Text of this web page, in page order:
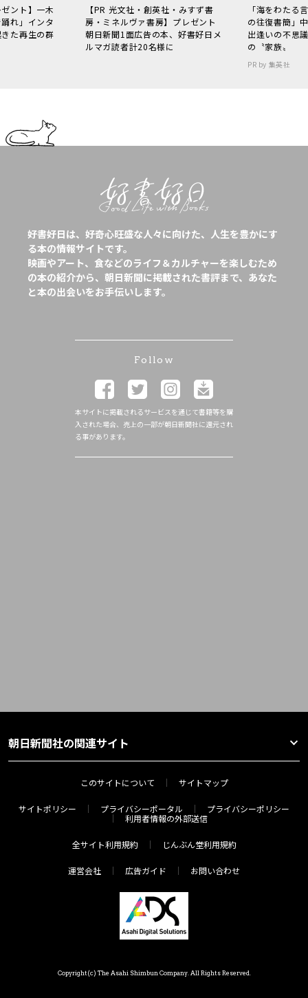
ント】一木
れ」インタ
た再生の群
【PR 光文社・創英社・みすず書
房・ミネルヴァ書房】プレゼント
朝日新聞1面広告の本、好書好日メ
ルマガ読者計20名様に
「海をわた
の往復書簡」
出逢いの不思
の〝家族〟
PR by 集英社
好書好日は、好奇心旺盛な人々に向けた、人生を豊かにす
る本の情報サイトです。
映画やアート、食などのライフ＆カルチャーを楽しむため
の本の紹介から、朝日新聞に掲載された書評まで、あなた
と本の出会いをお手伝いします。
Follow
本サイトに掲載されるサービスを通じて書籍等を購
入された場合、売上の一部が朝日新聞社に還元され
る事があります。
朝日新聞社の関連サイト
このサイトについて サイトマップ
サイトポリシー プライバシーポータル
プライバシーポリシー
利用者情報の外部送信
全サイト利用規約 じんぶん堂利用規約
運営会社 広告ガイド お問い合わせ
Copyright(c) The Asahi Shimbun Company. All Rights Reserved.